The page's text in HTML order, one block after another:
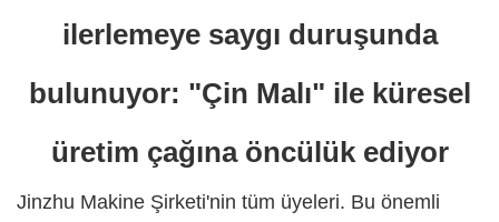
ilerlemeye saygı duruşunda
bulunuyor: "Çin Malı" ile küresel
üretim çağına öncülük ediyor
Jinzhu Makine Şirketi'nin tüm üyeleri. Bu önemli